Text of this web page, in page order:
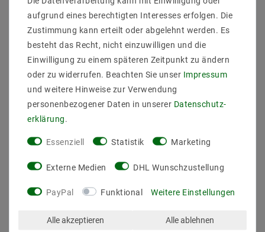
Artikelnummer : 15/1823.22
Hersteller : Helestra
EAN : 4022671115278
Höhe/Tiefe : 125
Einheit_Hoehe/Tiefe : mm
Durchmesser : 100
Einheit_Durchmesser : mm
Gewicht_Netto : 0,6
Einheit_Gewicht_Netto : kg
Einheit_Gewicht_Brutto : kg
Montageart : Deckenleuchte
Fassung : ohne
aufgrund eines berechtigten Interesses erfolgen. Die
Zustimmung kann erteilt oder abgelehnt werden. Es
besteht das Recht, nicht einzuwilligen und die
Einwilligung zu einem späteren Zeitpunkt zu ändern
oder zu widerrufen. Beachten Sie unser Impressum
und weitere Hinweise zur Verwendung
personenbezogener Daten in unserer Daten­schutz­
erklärung.
Essenziell Statistik Marketing
Externe Medien DHL Wunschzustellung
PayPal Funktional Weitere Einstellungen
Alle akzeptieren Alle ablehnen